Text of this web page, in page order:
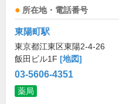
所在地・電話番号
東陽町駅
東京都江東区東陽2-4-26
飯田ビル1F [地図]
03-5606-4351
薬局